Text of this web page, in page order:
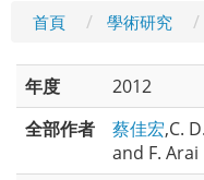
首頁 學術研究
年度
2012
全部作者
蔡佳宏,C.
and F. Arai